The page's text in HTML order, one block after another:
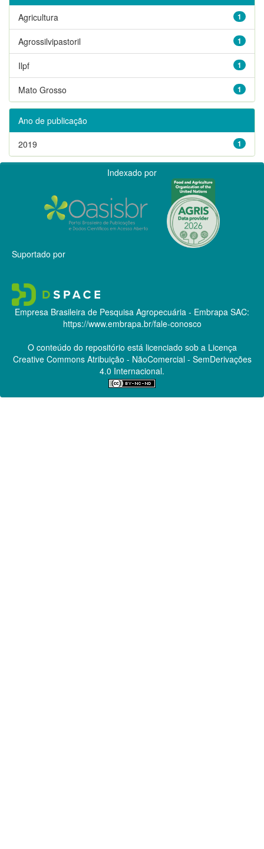
1
Agricultura
1
Agrossilvipastoril
1
Ilpf
1
Mato Grosso
Ano de publicação
1
2019
Indexado por
Suportado por
Empresa Brasileira de Pesquisa Agropecuária - Embrapa SAC:
https://www.embrapa.br/fale-conosco
O conteúdo do repositório está licenciado sob a Licença
Creative CommonsAtribuição - NãoComercial - SemDerivações
4.0 Internacional.